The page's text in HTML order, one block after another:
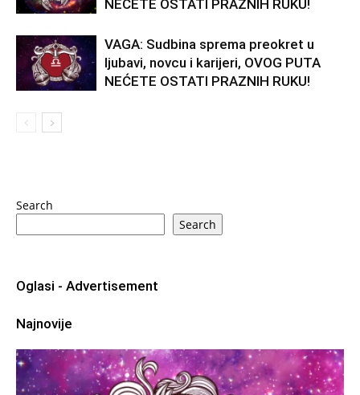
NEĆETE OSTATI PRAZNIH RUKU!
VAGA: Sudbina sprema preokret u
ljubavi, novcu i karijeri, OVOG PUTA
NEĆETE OSTATI PRAZNIH RUKU!
Search
Search
Oglasi - Advertisement
Najnovije